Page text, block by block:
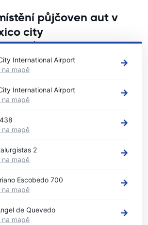
půjčoven aut v
city
hlavní půjčovny aut v zemi Mexico city
International Airport
mapě
International Airport
mapě
mapě
2
mapě
Escobedo 700
mapě
de Quevedo
mapě